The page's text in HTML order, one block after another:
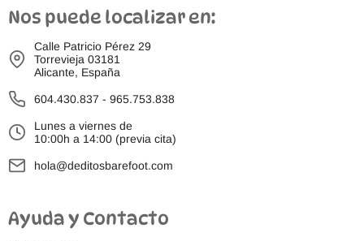
Nos puede localizar en:
Calle Patricio Pérez 29
Torrevieja 03181
Alicante, España
604.430.837 - 965.753.838
Lunes a viernes de
10:00h a 14:00 (previa cita)
hola@deditosbarefoot.com
Ayuda y Contacto